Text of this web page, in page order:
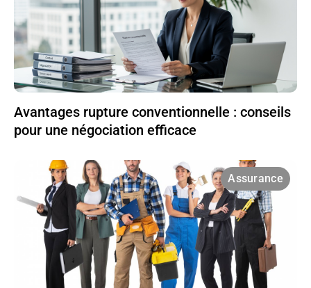
Avantages rupture conventionnelle : conseils
pour une négociation efficace
Assurance